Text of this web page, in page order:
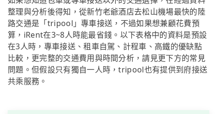
整理與分析後得知，從新竹老爺酒店去松山機場最快的陸
路交通是「tripool」專車接送，不過如果想兼顧花費預
算，iRent在3~8人時能最省錢。以下表格中的資料是預設
在3人時，專車接送、租車自駕、計程車、高鐵的優缺點
比較，更完整的交通費用與時間分析，請見更下方的常見
問題。但假設只有獨自一人時，tripool也有提供到府接送
共乘服務。